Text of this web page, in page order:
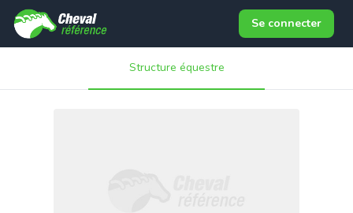
Se connecter
Structure équestre